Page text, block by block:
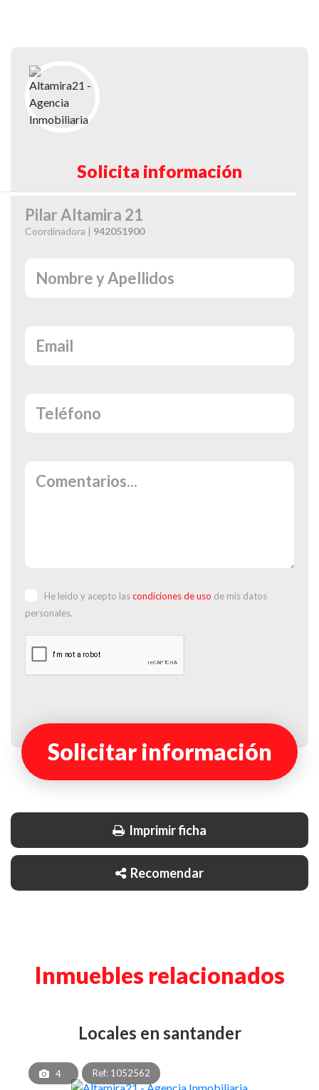
Solicita información
Pilar Altamira 21
Coordinadora | 942051900
He leído y acepto lascondiciones de uso de mis datos
personales.
Solicitar información
Imprimir ficha
Recomendar
Inmuebles relacionados
locales en santander
4 Ref: 1052562